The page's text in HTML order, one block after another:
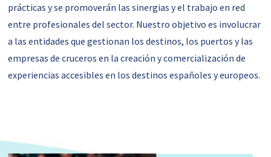
prácticas y se promoverán las sinergias y el trabajo en red
entre profesionales del sector. Nuestro objetivo es involucrar
a las entidades que gestionan los destinos, los puertos y las
empresas de cruceros en la creación y comercialización de
experiencias accesibles en los destinos españoles y europeos.